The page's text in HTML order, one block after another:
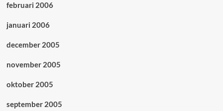
februari 2006
januari 2006
december 2005
november 2005
oktober 2005
september 2005